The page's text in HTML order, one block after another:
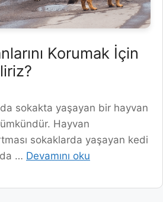
Korumak İçin
sokakta yaşayan bir hayvan
Hayvan
sokaklarda yaşayan kedi
da … Devamını oku